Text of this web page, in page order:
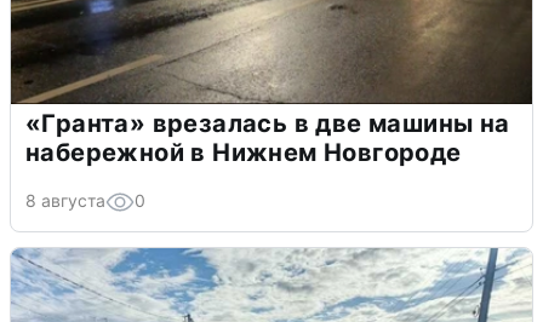
«Гранта» врезалась в две машины на
набережной в Нижнем Новгороде
8 августа 0